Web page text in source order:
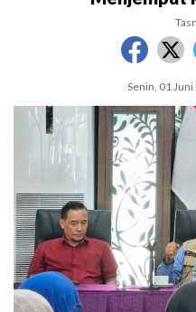
Senin, 01